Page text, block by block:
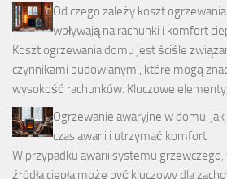
Od czego zależy koszt
wpływają na rachunki i komfort
Koszt ogrzewania domu jest ściśle
czynnikami budowlanymi, które mogą
wysokość rachunków. Kluczowe
Ogrzewanie awaryjne w domu: jak
czas awarii i utrzymać komfort
W przypadku awarii systemu
źródła ciepła może być kluczowy dla